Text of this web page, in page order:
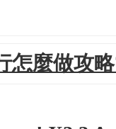
怎麼做攻